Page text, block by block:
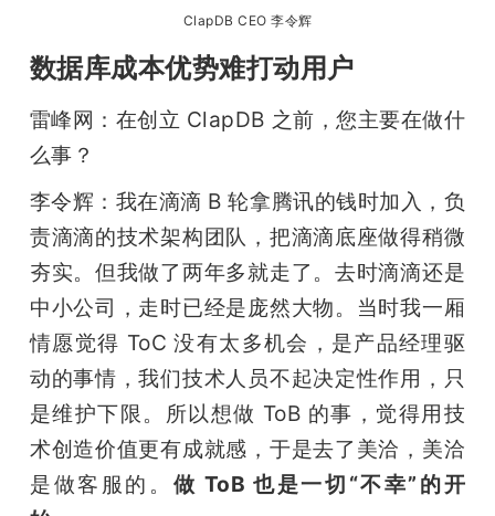
ClapDB CEO 李令辉
数据库成本优势难打动用户
雷峰网：在创立 ClapDB 之前，您主要在做什
么事？
李令辉：我在滴滴 B 轮拿腾讯的钱时加入，负
责滴滴的技术架构团队，把滴滴底座做得稍微
夯实。但我做了两年多就走了。去时滴滴还是
中小公司，走时已经是庞然大物。当时我一厢
情愿觉得 ToC 没有太多机会，是产品经理驱
动的事情，我们技术人员不起决定性作用，只
是维护下限。所以想做 ToB 的事，觉得用技
术创造价值更有成就感，于是去了美洽，美洽
是做客服的。 做 ToB 也是一切“不幸”的开